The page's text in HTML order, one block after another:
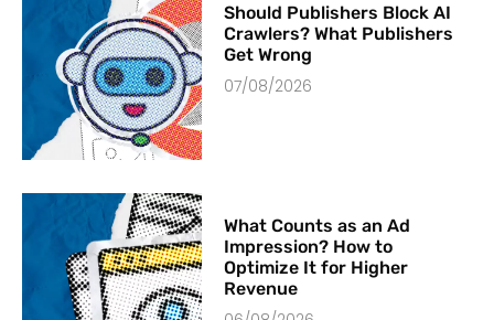
Should Publishers Block AI
Crawlers? What Publishers
Get Wrong
07/08/2026
What Counts as an Ad
Impression? How to
Optimize It for Higher
Revenue